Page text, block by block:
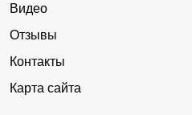
Видео
Отзывы
Контакты
Карта сайта